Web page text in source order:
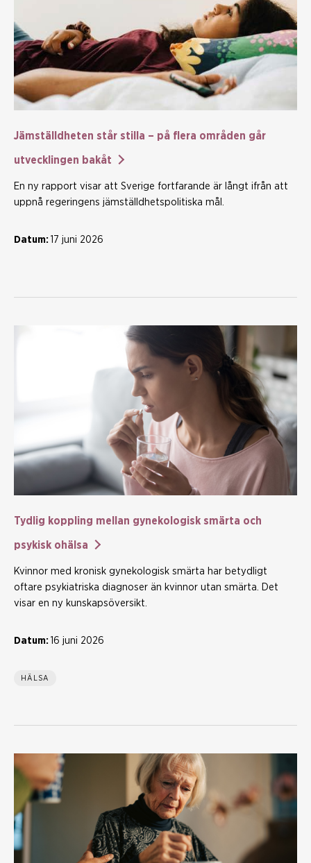
Jämställdheten står stilla – på flera områden går
utvecklingen bakåt
En ny rapport visar att Sverige fortfarande är långt ifrån att
uppnå regeringens jämställdhetspolitiska mål.
Datum: 17 juni 2026
Tydlig koppling mellan gynekologisk smärta och
psykisk ohälsa
Kvinnor med kronisk gynekologisk smärta har betydligt
oftare psykiatriska diagnoser än kvinnor utan smärta. Det
visar en ny kunskapsöversikt.
Datum: 16 juni 2026
HÄLSA